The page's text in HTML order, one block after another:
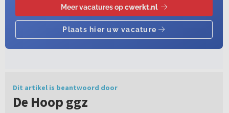
Dit artikel is beantwoord door
De Hoop ggz